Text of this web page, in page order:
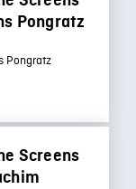
Pongratz
Pongratz
Screens